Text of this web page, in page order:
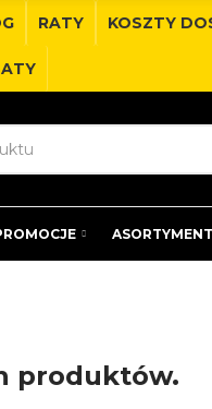
RATY KOSZTY
ASORTYMENT
produktów.